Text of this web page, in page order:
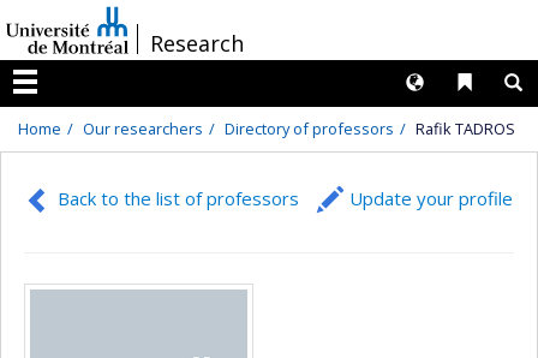
au
contenu
/Research
Menu
Liens
Langues
Home Our researchers Directory of professors Rafik TADROS
Back to the list of professors Update your profile